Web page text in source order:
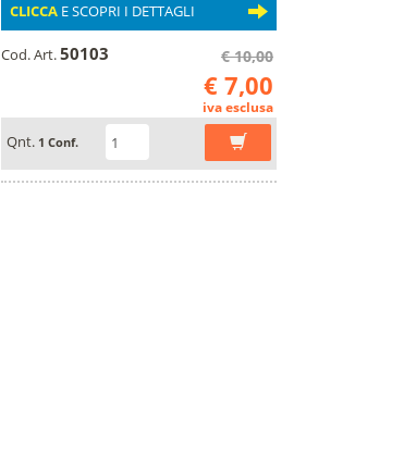
CLICCA E SCOPRI I DETTAGLI
Cod. Art.50103 € 10,00
€ 7,00
iva esclusa
Qnt. 1 Conf.